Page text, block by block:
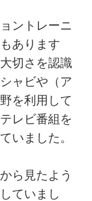
ントレーニ
あります
切さを認識
ャビや（ア
を利用して
レビ番組を
いました。
ら見たよう
ていまし